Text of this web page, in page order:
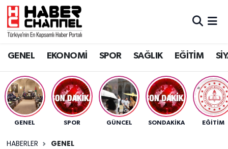
GENEL EKONOMİ SPOR SAĞLIK EĞİTİM
GENEL SPOR GÜNCEL SONDAKIKA EĞİTİM
HABERLER GENEL
GENEL
SPOR
SAĞLIK
EĞİTİM
Nöbetçi Eczaneler
Trafik Durumu
Süper Lig Puan Durumu ve Fikstür
Tüm Manşetler